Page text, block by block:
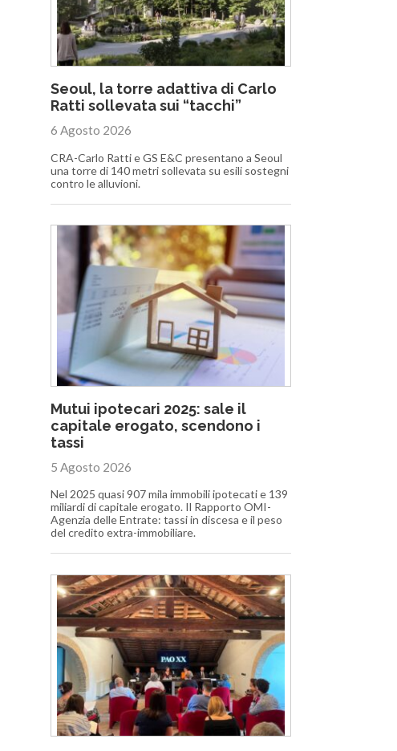
Seoul, la torre adattiva di Carlo
Ratti sollevata sui “tacchi”
6 Agosto 2026
CRA-Carlo Ratti e GS E&C presentano a Seoul
una torre di 140 metri sollevata su esili sostegni
contro le alluvioni.
Mutui ipotecari 2025: sale il
capitale erogato, scendono i
tassi
5 Agosto 2026
Nel 2025 quasi 907 mila immobili ipotecati e 139
miliardi di capitale erogato. Il Rapporto OMI-
Agenzia delle Entrate: tassi in discesa e il peso
del credito extra-immobiliare.